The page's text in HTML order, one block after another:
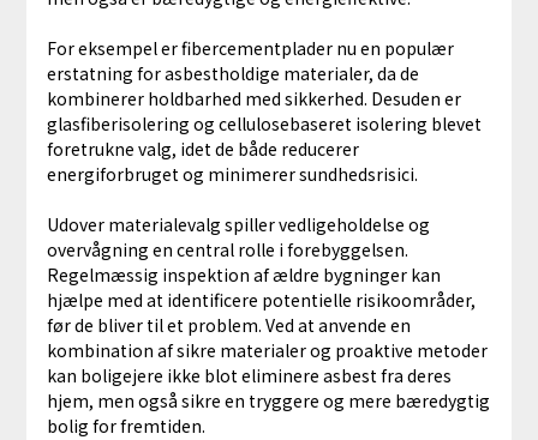
For eksempel er fibercementplader nu en populær
erstatning for asbestholdige materialer, da de
kombinerer holdbarhed med sikkerhed. Desuden er
glasfiberisolering og cellulosebaseret isolering blevet
foretrukne valg, idet de både reducerer
energiforbruget og minimerer sundhedsrisici.
Udover materialevalg spiller vedligeholdelse og
overvågning en central rolle i forebyggelsen.
Regelmæssig inspektion af ældre bygninger kan
hjælpe med at identificere potentielle risikoområder,
før de bliver til et problem. Ved at anvende en
kombination af sikre materialer og proaktive metoder
kan boligejere ikke blot eliminere asbest fra deres
hjem, men også sikre en tryggere og mere bæredygtig
bolig for fremtiden.